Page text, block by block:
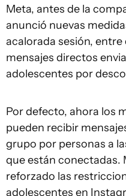
Meta, antes de la
anunció nuevas
acalorada sesión,
mensajes directos
adolescentes por
Por defecto, ahora los
pueden recibir
grupo por personas a
que están conectadas.
reforzado las
adolescentes en